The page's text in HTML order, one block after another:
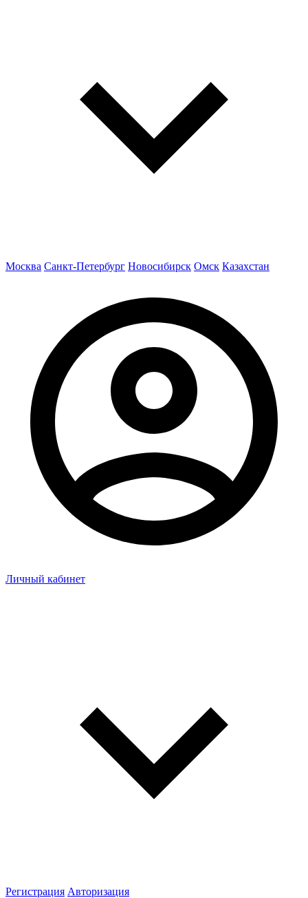
Москва Санкт-Петербург Новосибирск Омск Казахстан
Личный кабинет
Регистрация Авторизация